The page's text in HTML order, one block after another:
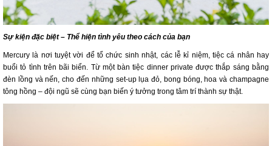
Sự kiện đặc biệt – Thể hiện tình yêu theo cách của bạn
Mercury là nơi tuyệt vời để tổ chức sinh nhật, các lễ kỉ niệm, tiệc cá nhân hay
buổi tỏ tình trên bãi biển. Từ một bàn tiệc dinner private được thắp sáng bằng
đèn lồng và nến, cho đến những set-up lụa đỏ, bong bóng, hoa và champagne
tông hồng – đội ngũ sẽ cùng bạn biến ý tưởng trong tâm trí thành sự thật.